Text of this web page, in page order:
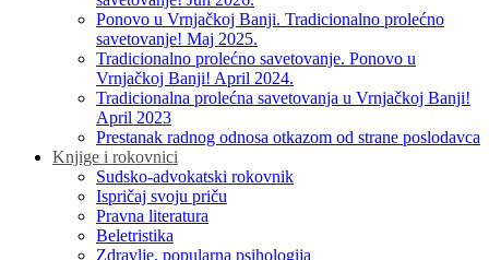
Ponovo u Vrnjačkoj Banji. Tradicionalno prolećno
savetovanje! Maj 2025.
Tradicionalno prolećno savetovanje. Ponovo u
Vrnjačkoj Banji! April 2024.
Tradicionalna prolećna savetovanja u Vrnjačkoj Banji!
April 2023
Prestanak radnog odnosa otkazom od strane poslodavca
Knjige i rokovnici
Sudsko-advokatski rokovnik
Ispričaj svoju priču
Pravna literatura
Beletristika
Zdravlje, popularna psihologija